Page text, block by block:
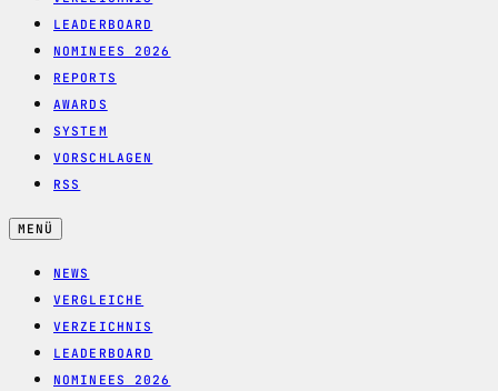
LEADERBOARD
NOMINEES 2026
REPORTS
AWARDS
SYSTEM
VORSCHLAGEN
RSS
MENÜ
NEWS
VERGLEICHE
VERZEICHNIS
LEADERBOARD
NOMINEES 2026